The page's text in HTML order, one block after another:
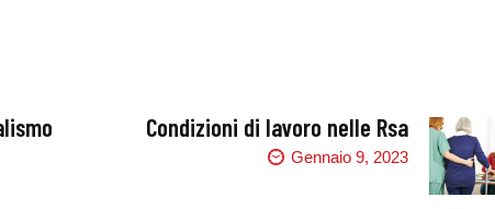
Condizioni di lavoro nelle Rsa
Gennaio 9, 2023